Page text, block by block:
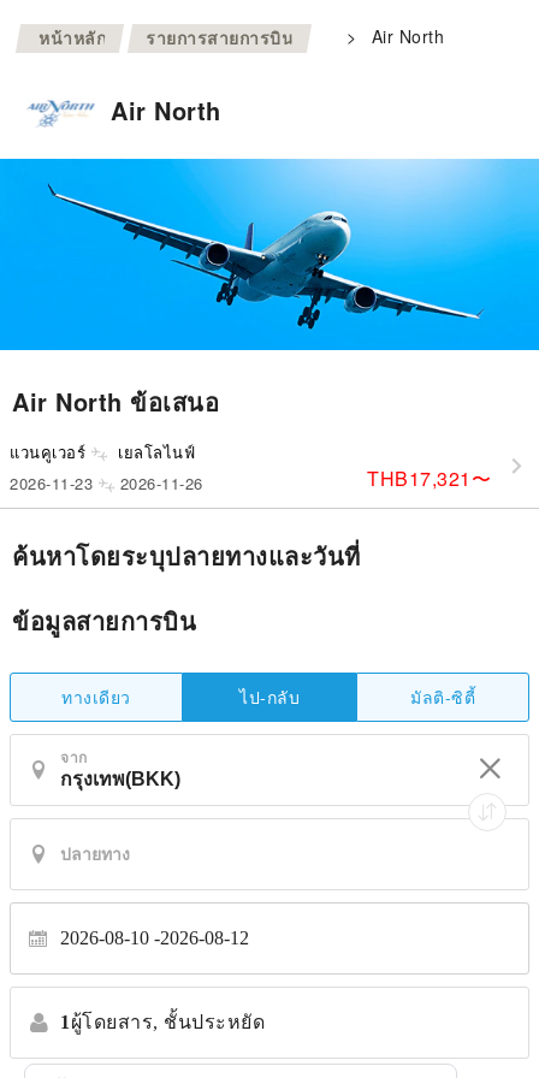
หน้าหลัก >
รายการสายการบิน > Air North
Air North
Air North ข้อเสนอ
แวนคูเวอร์ เยลโลไนฟ์
THB17,321 〜
2026-11-23 2026-11-26
ค้นหาโดยระบุปลายทางและวันที่
ข้อมูลสายการบิน
ทางเดียว ไป-กลับ มัลติ-ซิตี้
จาก
2026-08-10 2026-08-12
1 ผู้โดยสาร, ชั้นประหยัด